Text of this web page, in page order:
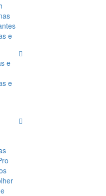
e
e
e